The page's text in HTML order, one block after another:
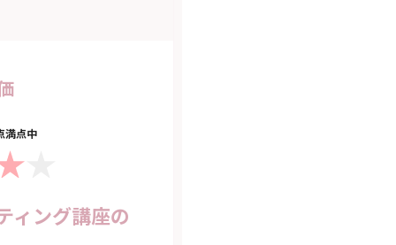
満点中
ィング講座の